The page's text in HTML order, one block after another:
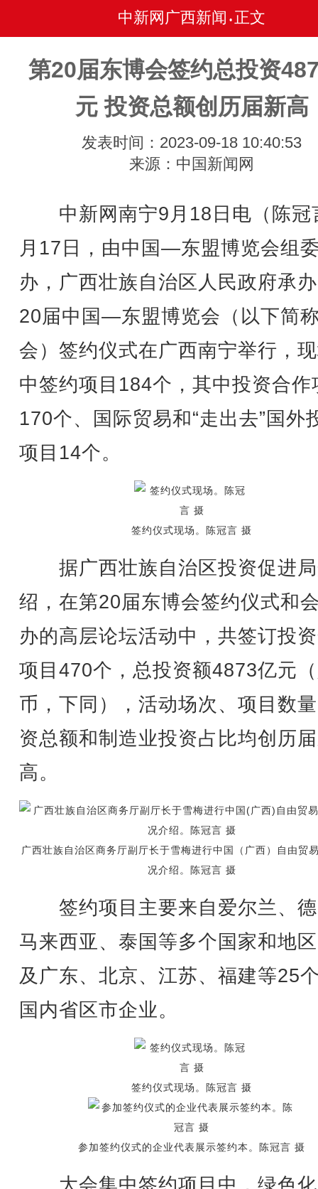
中新网广西新闻 • 正文
第20届东博会签约总投资
元 投资总额创历届新高
发表时间：2023-09-18 10:40:53
来源：中国新闻网
中新网南宁9月18日电（陈冠
月17日，由中国—东盟博览会组
办，广西壮族自治区人民政府承
20届中国—东盟博览会（以下简
会）签约仪式在广西南宁举行，
中签约项目184个，其中投资合作
170个、国际贸易和“走出去”国外
项目14个。
签约仪式现场。陈冠言 摄
据广西壮族自治区投资促进
绍，在第20届东博会签约仪式和
办的高层论坛活动中，共签订投
项目470个，总投资额4873亿元
币，下同），活动场次、项目数
资总额和制造业投资占比均创历
高。
广西壮族自治区商务厅副厅长于雪梅进行中国（广西）自由贸
况介绍。陈冠言 摄
签约项目主要来自爱尔兰、
马来西亚、泰国等多个国家和地
及广东、北京、江苏、福建等25
国内省区市企业。
签约仪式现场。陈冠言 摄
参加签约仪式的企业代表展示签约本。陈冠言 摄
大会集中签约项目中，绿色